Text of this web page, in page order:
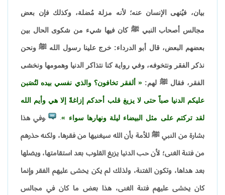
بيان، فيُنهى الإنسان عنه؛ لأنه مزلة مُضلة، وكذلك فإن بعض
مجالس أصحاب النبي ﷺ كان فيها شيء من شكوى الحال بين
بعضهم البعض، قال أبو الدرداء: خرج علينا رسول الله ﷺ ونحن
نذكر الفقر ونتخوفه، وفي رواية كنا نتذاكر الدنيا وهمومها ونخشى
الفقر، فقال ﷺ لهم: ألفقر تخافون؟ والذي نفسي بيده لتُصَبن
عليكم الدنيا صباً حتى لا يزيغ قلب أحدكم إزاغةً إلا هي وأيم الله
لقد تركتم على مثل البيضاء ليلة ونهارها سواء . ،وفي هذا
بشارة من النبي ﷺ للأمة بأن الله سيغنيها من فقرها، ولكنه حذرهم
من فتنة الغنى؛ لأن حب الدنيا يزيغ القلوب بعد استقامتها، ويضلها
بعد هداها، وتكون الفتنة، ولذلك لم يكن يخشى عليهم الفقر وإنما
كان يخشى عليهم فتنة الغنى، هذا بعض ما كان في مجالس